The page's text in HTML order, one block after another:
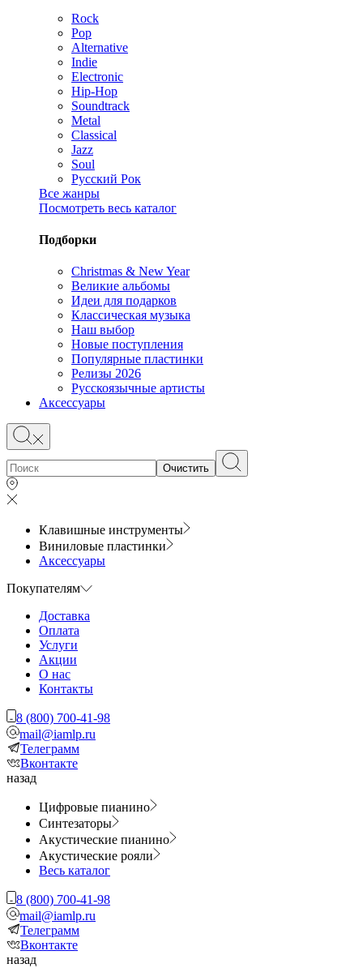
Rock
Pop
Alternative
Indie
Electronic
Hip-Hop
Soundtrack
Metal
Classical
Jazz
Soul
Русский Рок
Все жанры
Посмотреть весь каталог
Подборки
Christmas & New Year
Великие альбомы
Идеи для подарков
Классическая музыка
Наш выбор
Новые поступления
Популярные пластинки
Релизы 2026
Русскоязычные артисты
Аксессуары
Очистить
Клавишные инструменты
Виниловые пластинки
Аксессуары
Покупателям
Доставка
Оплата
Услуги
Акции
О нас
Контакты
8 (800) 700-41-98
mail@iamlp.ru
Телеграмм
Вконтакте
назад
Цифровые пианино
Синтезаторы
Акустические пианино
Акустические рояли
Весь каталог
8 (800) 700-41-98
mail@iamlp.ru
Телеграмм
Вконтакте
назад